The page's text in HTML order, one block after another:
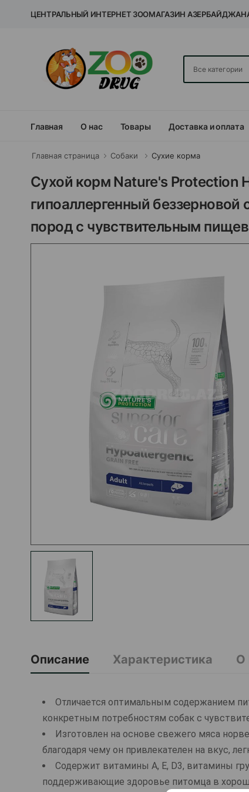
ЦЕНТРАЛЬНЫЙ ИНТЕРНЕТ ЗООМАГАЗИН
Главная О нас Товары Доставка и оплата
Главная страница Собаки Сухие корма
Сухой корм Nature's Protection
гипоаллергенный
пород с чувствительным
Описание Характеристика О
Отличается оптимальным содержанием
конкретным потребностям собак с
Изготовлен на основе свежего мяса
благодаря чему он привлекателен на вкус,
Содержит витамины А, Е, D3, витамины
поддерживающие здоровье питомца в